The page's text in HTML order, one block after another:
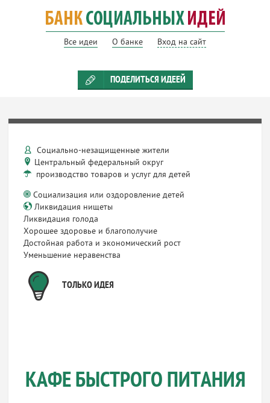
Все идеи О банке Вход на сайт
ПОДЕЛИТЬСЯ ИДЕЕЙ
Социально-незащищенные жители
Центральный федеральный округ
производство товаров и услуг для детей
Социализация или оздоровление детей
Ликвидация нищеты
Ликвидация голода
Хорошее здоровье и благополучие
Достойная работа и экономический рост
Уменьшение неравенства
ТОЛЬКО ИДЕЯ
КАФЕ БЫСТРОГО ПИТАНИЯ